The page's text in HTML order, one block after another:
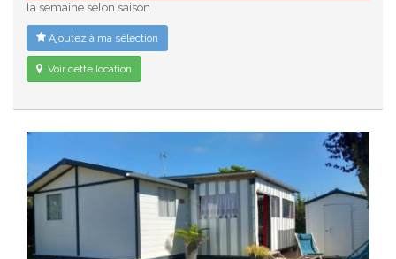
la semaine selon saison
Ajoutez à ma sélection
Voir cette location